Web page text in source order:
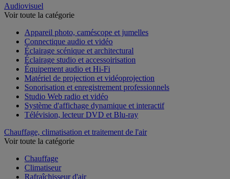
Audiovisuel
Appareil photo, caméscope et jumelles
Connectique audio et vidéo
Éclairage scénique et architectural
Éclairage studio et accessoirisation
Équipement audio et Hi-Fi
Matériel de projection et vidéoprojection
Sonorisation et enregistrement professionnels
Studio Web radio et vidéo
Système d'affichage dynamique et interactif
Chauffage, climatisation et traitement de l'air
Chauffage
Climatiseur